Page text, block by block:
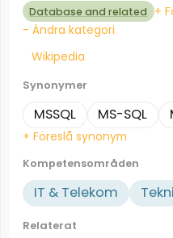
Database and related +
- Ändra kategori
Wikipedia
Synonymer
MSSQL MS-SQL
+ Föreslå synonym
Kompetensområden
IT & Telekom
Relaterat